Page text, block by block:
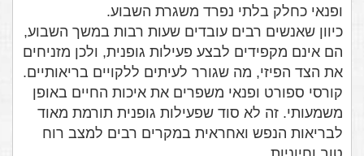
ופנאי כחלק בלתי נפרד משגרת השבוע.
כיוון שאנשים רבים עובדים שעות רבות במשך השבוע,
הם אינם מקפידים לבצע פעילות גופנית, ולכן מזניחים
את הצד הפיזי, מה שגורר לעיתים ללקויים בריאותיים.
קורסי ספורט ופנאי משפרים את איכות החיים באופן
משמעותי. זה לא סוד שפעילות גופנית תורמת מאוד
לבריאות הנפש ואחראית במקרים רבים למצב רוח